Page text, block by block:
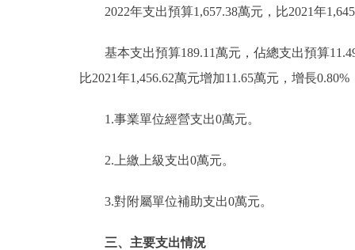
2022年支出預算1,657.38萬元，比2021年
基本支出預算189.11萬元，佔總支出預算
比2021年1,456.62萬元增加11.65萬元，增長
1.事業單位經營支出0萬元。
2.上繳上級支出0萬元。
3.對附屬單位補助支出0萬元。
三、主要支出情況